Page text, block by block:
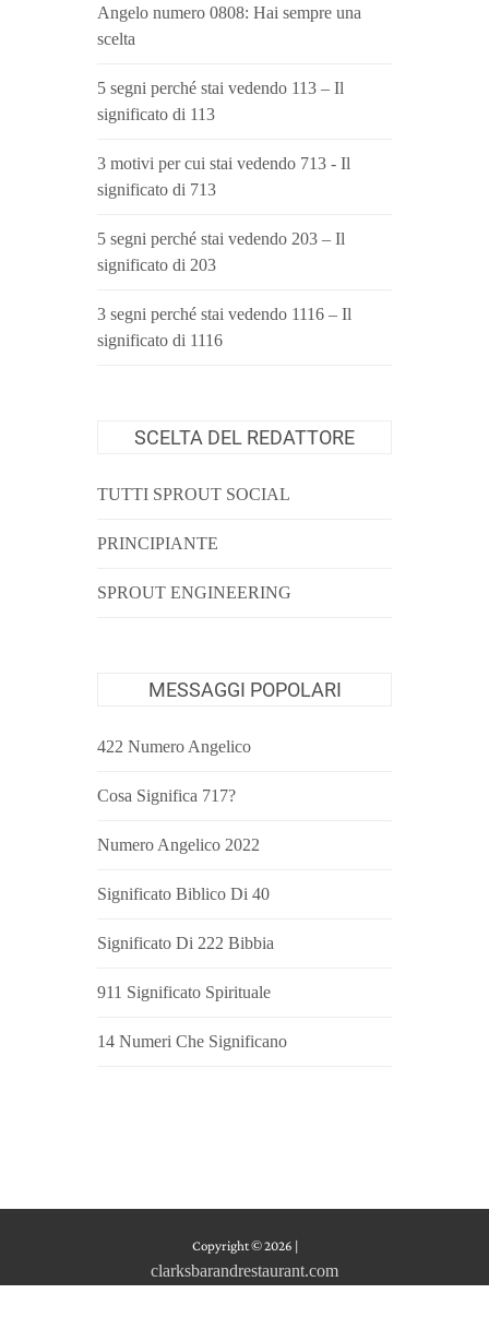
Angelo numero 0808: Hai sempre una
scelta
5 segni perché stai vedendo 113 – Il
significato di 113
3 motivi per cui stai vedendo 713 - Il
significato di 713
5 segni perché stai vedendo 203 – Il
significato di 203
3 segni perché stai vedendo 1116 – Il
significato di 1116
SCELTA DEL REDATTORE
TUTTI SPROUT SOCIAL
PRINCIPIANTE
SPROUT ENGINEERING
MESSAGGI POPOLARI
422 Numero Angelico
Cosa Significa 717?
Numero Angelico 2022
Significato Biblico Di 40
Significato Di 222 Bibbia
911 Significato Spirituale
14 Numeri Che Significano
Copyright © 2026 |
clarksbarandrestaurant.com